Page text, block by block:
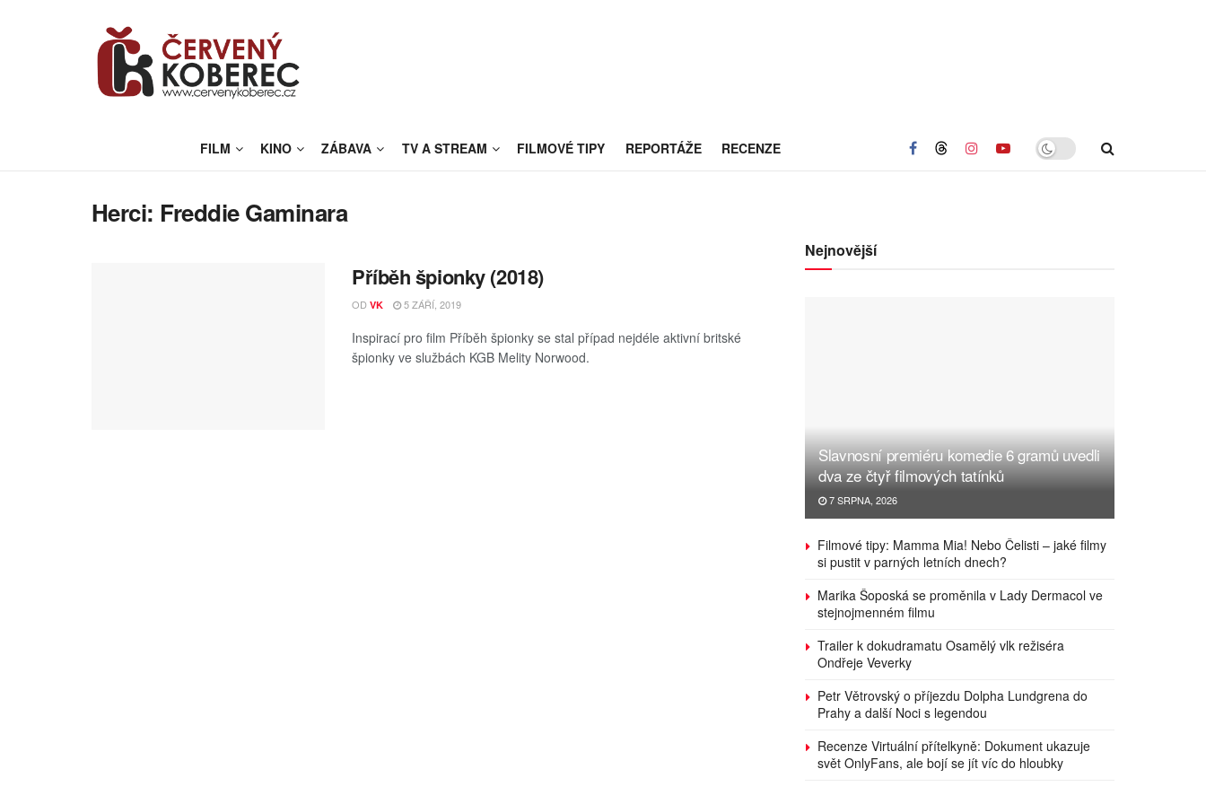
FILM KINO ZÁBAVA TV A STREAM FILMOVÉ TIPY REPORTÁŽE RECENZE
Herci: Freddie Gaminara
Příběh špionky (2018)
OD VK 5 ZÁŘÍ, 2019
Inspirací pro film Příběh špionky se stal případ nejdéle aktivní britské
špionky ve službách KGB Melity Norwood.
Nejnovější
Slavnosní premiéru komedie 6 gramů uvedli
dva ze čtyř filmových tatínků
7 SRPNA, 2026
Filmové tipy: Mamma Mia! Nebo Čelisti – jaké filmy
si pustit v parných letních dnech?
Marika Šoposká se proměnila v Lady Dermacol ve
stejnojmenném filmu
Trailer k dokudramatu Osamělý vlk režiséra
Ondřeje Veverky
Petr Větrovský o příjezdu Dolpha Lundgrena do
Prahy a další Noci s legendou
Recenze Virtuální přítelkyně: Dokument ukazuje
svět OnlyFans, ale bojí se jít víc do hloubky